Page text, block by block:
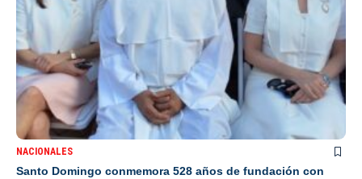
NACIONALES
Santo Domingo conmemora 528 años de fundación con